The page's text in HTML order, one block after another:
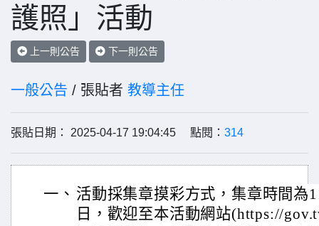
護照」活動
上一則公告 下一則公告
一般公告 / 張貼者 教導主任
張貼日期： 2025-04-17 19:04:45 點閱： 314
一、 活動採集章摸彩方式，集章時間為
日，歡迎至本活動網站(https://